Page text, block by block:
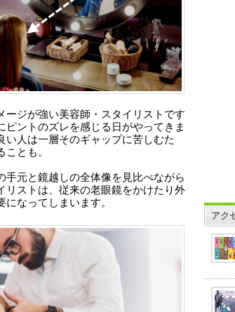
ージが強い美容師・スタイリストです
ピントのズレを感じる日がやってきま
い人は一層そのギャップに苦しむた
とも。
手元と鏡越しの全体像を見比べながら
リストは、従来の老眼鏡をかけたり外
になってしまいます。
アク